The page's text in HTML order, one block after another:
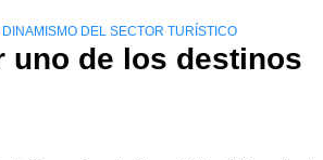
DEL SECTOR TURÍSTICO
uno de los destinos